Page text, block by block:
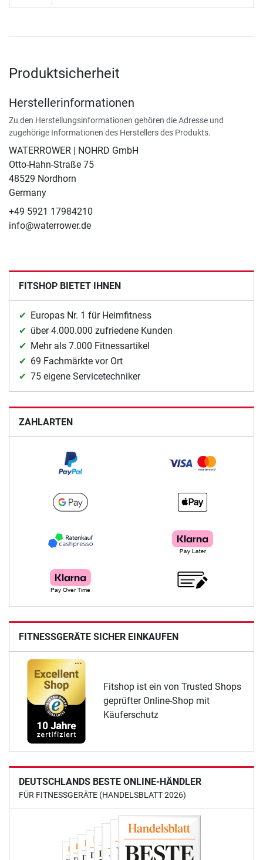
Produktsicherheit
Herstellerinformationen
Zu den Herstellungsinformationen gehören die Adresse und
zugehörige Informationen des Herstellers des Produkts.
WATERROWER | NOHRD GmbH
Otto-Hahn-Straße 75
48529 Nordhorn
Germany
+49 5921 17984210
info@waterrower.de
FITSHOP BIETET IHNEN
Europas Nr. 1 für Heimfitness
über 4.000.000 zufriedene Kunden
Mehr als 7.000 Fitnessartikel
69 Fachmärkte vor Ort
75 eigene Servicetechniker
ZAHLARTEN
FITNESSGERÄTE SICHER EINKAUFEN
Fitshop ist ein von Trusted Shops
geprüfter Online-Shop mit
Käuferschutz
DEUTSCHLANDS BESTE ONLINE-HÄNDLER
FÜR FITNESSGERÄTE (HANDELSBLATT 2026)